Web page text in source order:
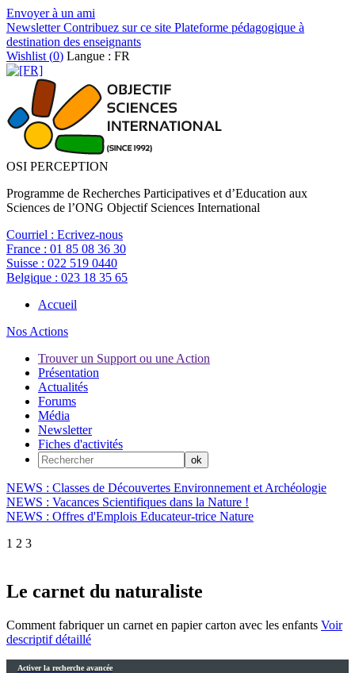
Envoyer à un ami
NewsletterContribuez sur ce site Plateforme pédagogique à
destination des enseignants
Wishlist (0) Langue : FR
OSI PERCEPTION
Programme de Recherches Participatives et d’Education aux
Sciences de l’ONG Objectif Sciences International
Courriel : Ecrivez-nous
France : 01 85 08 36 30
Suisse : 022 519 0440
Belgique : 023 18 35 65
Accueil
Nos Actions
Trouver un Support ou une Action
Présentation
Actualités
Forums
Média
Newsletter
Fiches d'activités
NEWS : Classes de Découvertes Environnement et Archéologie
NEWS : Vacances Scientifiques dans la Nature !
NEWS : Offres d'Emplois Educateur-trice Nature
1 2 3
Le carnet du naturaliste
Comment fabriquer un carnet en papier carton avec les enfants Voir
descriptif détaillé
Activer la recherche avancée